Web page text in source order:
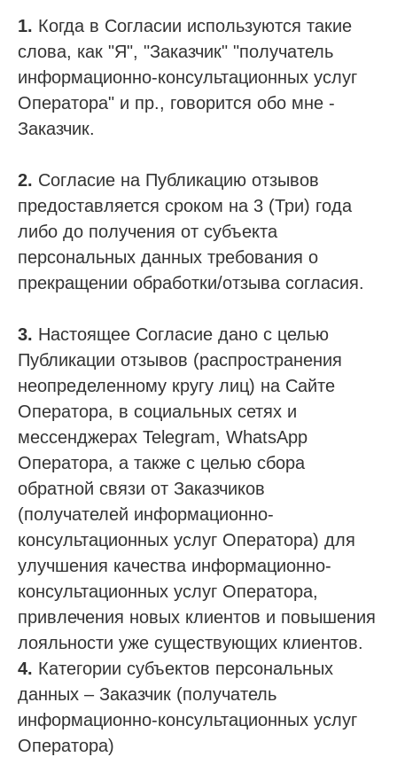
1. Когда в Согласии используются такие
слова, как "Я", "Заказчик" "получатель
информационно-консультационных услуг
Оператора" и пр., говорится обо мне -
Заказчик.
2. Согласие на Публикацию отзывов
предоставляется сроком на 3 (Три) года
либо до получения от субъекта
персональных данных требования о
прекращении обработки/отзыва согласия.
3. Настоящее Согласие дано с целью
Публикации отзывов (распространения
неопределенному кругу лиц) на Сайте
Оператора, в социальных сетях и
мессенджерах Telegram, WhatsApp
Оператора, а также с целью сбора
обратной связи от Заказчиков
(получателей информационно-
консультационных услуг Оператора) для
улучшения качества информационно-
консультационных услуг Оператора,
привлечения новых клиентов и повышения
лояльности уже существующих клиентов.
4. Категории субъектов персональных
данных – Заказчик (получатель
информационно-консультационных услуг
Оператора)